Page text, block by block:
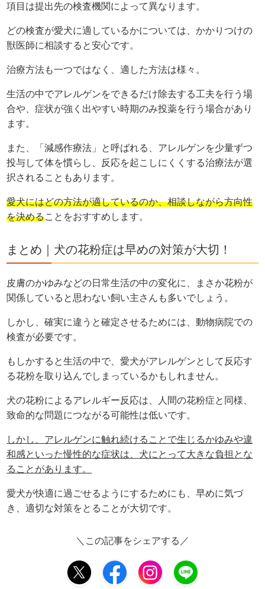
項目は提出先の検査機関によって異なります。
どの検査が愛犬に適しているかについては、かかりつけの
獣医師に相談すると安心です。
治療方法も一つではなく、適した方法は様々。
生活の中でアレルゲンをできるだけ除去する工夫を行う場
合や、症状が強く出やすい時期のみ投薬を行う場合があり
ます。
また、「減感作療法」と呼ばれる、アレルゲンを少量ずつ
投与して体を慣らし、反応を起こしにくくする治療法が選
択されることもあります。
愛犬にはどの方法が適しているのか、相談しながら方向性
を決めることをおすすめします。
まとめ｜犬の花粉症は早めの対策が大切！
皮膚のかゆみなどの日常生活の中の変化に、まさか花粉が
関係していると思わない飼い主さんも多いでしょう。
しかし、確実に違うと確定させるためには、動物病院での
検査が必要です。
もしかすると生活の中で、愛犬がアレルゲンとして反応す
る花粉を取り込んでしまっているかもしれません。
犬の花粉によるアレルギー反応は、人間の花粉症と同様、
致命的な問題につながる可能性は低いです。
しかし、アレルゲンに触れ続けることで生じるかゆみや違
和感といった慢性的な症状は、犬にとって大きな負担とな
ることがあります。
愛犬が快適に過ごせるようにするためにも、早めに気づ
き、適切な対策をとることが大切です。
＼この記事をシェアする／